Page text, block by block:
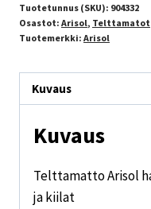
Tuotetunnus (SKU): 904332
Osastot: Arisol,
Tuotemerkki: Arisol
Kuvaus
Kuvaus
Telttamatto Arisol
ja kiilat